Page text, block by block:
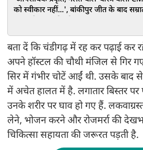
को स्वीकार नहीं...', बांकीपुर जीत के बाद
बता दें कि चंडीगढ़ में रह कर पढ़ाई कर
अपने हॉस्टल की चौथी मंजिल से गिर
सिर में गंभीर चोटें आईं थी. उसके बाद से
में अचेत हालत में है. लगातार बिस्तर
उनके शरीर पर घाव हो गए हैं.
लेने, भोजन करने और रोजमर्रा की
चिकित्सा सहायता की जरूरत पड़ती है.